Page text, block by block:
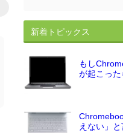
新着トピックス
もし
が起こった
えない」